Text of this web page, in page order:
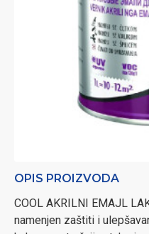
OPIS PROIZVODA
COOL AKRILNI EMAJL
namenjen zaštiti i